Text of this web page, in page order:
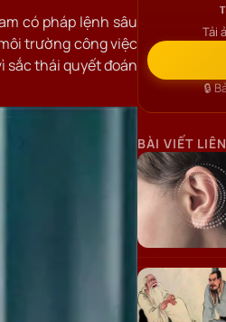
có pháp lệnh sâu
trường công việc
sắc thái quyết đoán
Tải
🔒
BÀI VIẾT